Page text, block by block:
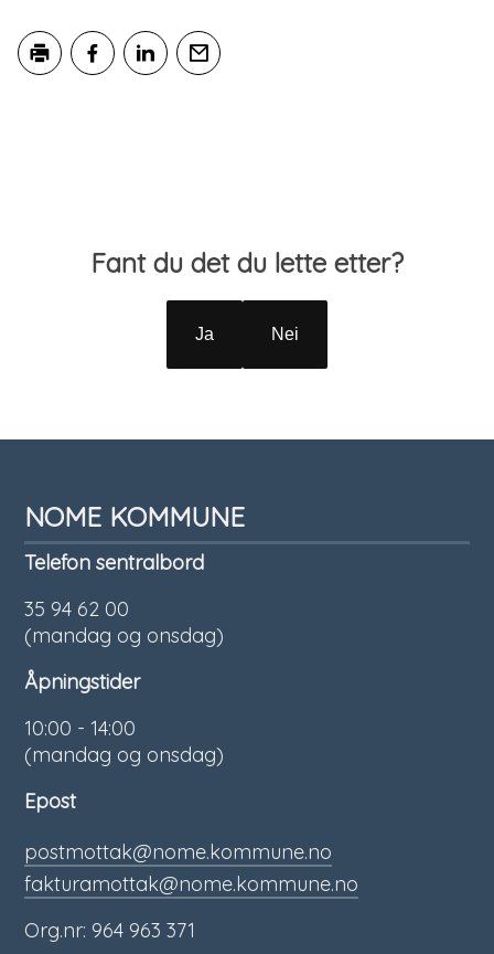
Tilbakemelding
Fant du det du lette etter?
Ja Nei
NOME KOMMUNE
Telefon sentralbord
35 94 62 00
(mandag og onsdag)
Åpningstider
10:00 - 14:00
(mandag og onsdag)
Epost
postmottak@nome.kommune.no
fakturamottak@nome.kommune.no
Org.nr: 964 963 371